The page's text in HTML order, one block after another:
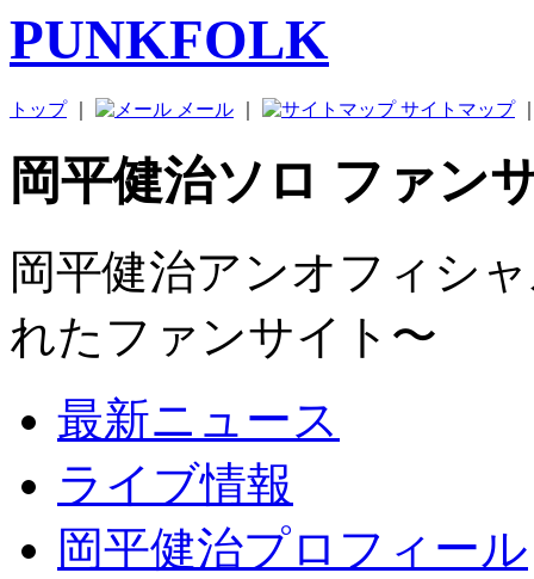
トップ｜ メール サイトマップ
岡平健治ソロ ファン
岡平健治アンオフィシ
れたファンサイト〜
最新ニュース
ライブ情報
岡平健治プロフィール